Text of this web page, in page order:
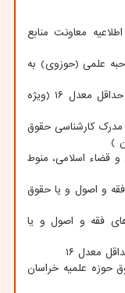
معاونت منابع
مصاحبه علمی (حوزوی) به
آموختگان سطح دو فقه و اصول با حداقل معدل ۱۶ (ویژه
کارشناسی حقوق
قضاء اسلامی، منوط
و اصول و یا حقوق
فقه و اصول و یا
حوزه علمیه خراسان